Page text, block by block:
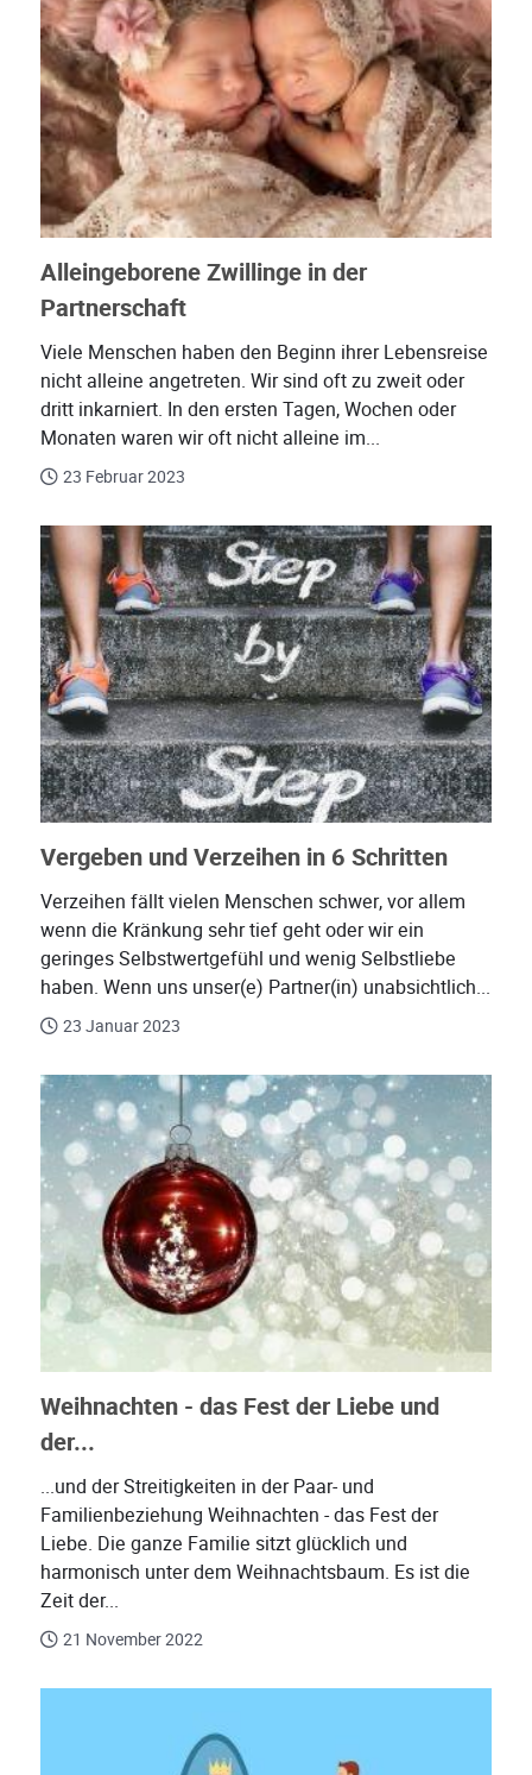
Alleingeborene Zwillinge in der
Partnerschaft
Viele Menschen haben den Beginn ihrer Lebensreise
nicht alleine angetreten. Wir sind oft zu zweit oder
dritt inkarniert. In den ersten Tagen, Wochen oder
Monaten waren wir oft nicht alleine im...
23 Februar 2023
Vergeben und Verzeihen in 6 Schritten
Verzeihen fällt vielen Menschen schwer, vor allem
wenn die Kränkung sehr tief geht oder wir ein
geringes Selbstwertgefühl und wenig Selbstliebe
haben. Wenn uns unser(e) Partner(in) unabsichtlich...
23 Januar 2023
Weihnachten - das Fest der Liebe und
der...
...und der Streitigkeiten in der Paar- und
Familienbeziehung Weihnachten - das Fest der
Liebe. Die ganze Familie sitzt glücklich und
harmonisch unter dem Weihnachtsbaum. Es ist die
Zeit der...
21 November 2022